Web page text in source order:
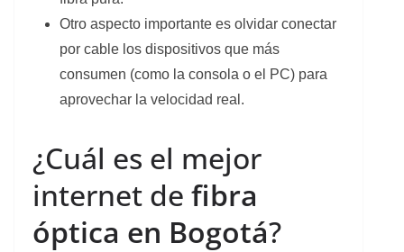
Otro aspecto importante es olvidar conectar
por cable los dispositivos que más
consumen (como la consola o el PC) para
aprovechar la velocidad real.
¿Cuál es el mejor
internet de fibra
óptica en Bogotá?